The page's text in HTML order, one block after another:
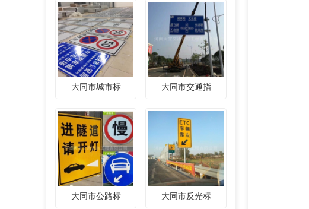
大同市城市标 大同市交通指
大同市公路标 大同市反光标